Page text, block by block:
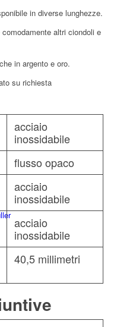
in diverse lunghezze.
altri ciondoli e
in argento e oro.
su richiesta
acciaio
inossidabile
flusso opaco
acciaio
inossidabile
acciaio
inossidabile
40,5 millimetri